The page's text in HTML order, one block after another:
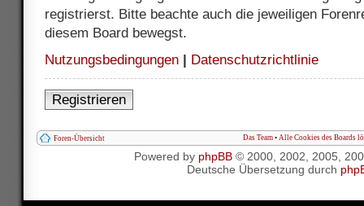
registrierst. Bitte beachte auch die jeweiligen
diesem Board bewegst.
Nutzungsbedingungen
Datenschutzrichtlinie
Registrieren
Foren-Übersicht Das Team • Alle Cookies des Boards
Powered by phpBB© 2000, 2002, 2005,
Deutsche Übersetzung durch